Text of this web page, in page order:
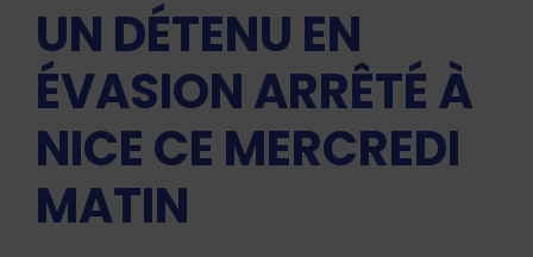
UN DÉTENU EN
ÉVASION ARRÊTÉ À
NICE CE MERCREDI
MATIN